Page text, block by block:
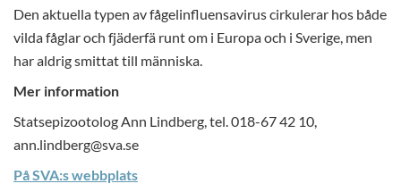
Den aktuella typen av fågelinfluensavirus cirkulerar hos både
vilda fåglar och fjäderfä runt om i Europa och i Sverige, men
har aldrig smittat till människa.
Mer information
Statsepizootolog Ann Lindberg, tel. 018-67 42 10,
ann.lindberg@sva.se
På SVA:s webbplats